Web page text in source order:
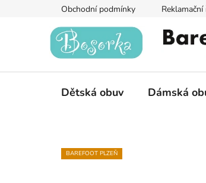
Obchodní podmínky Reklamační
Dětská obuv Dámská
BAREFOOT PLZEŇ